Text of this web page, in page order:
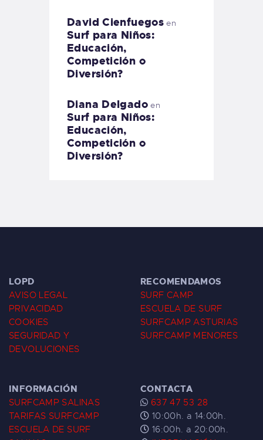
David Cienfuegos en
Surf para Niños:
Educación,
Competición o
Diversión?
Diana Delgadoen
Surf para Niños:
Educación,
Competición o
Diversión?
LOPD
AVISO LEGAL
PRIVACIDAD
COOKIES
SEGURIDAD Y
DEVOLUCIONES
RECOMENDAMOS
SURF CAMP
ESCUELA DE SURF
SURFCAMP ASTURIAS
SURFCAMP MENORES
INFORMACIÓN
SURFCAMP SALINAS
TARIFAS SURFCAMP
ESCUELA DE SURF
CONTACTA
637 47 53 28
10:00h. a 14:00h.
16:00h. a 20:00h.